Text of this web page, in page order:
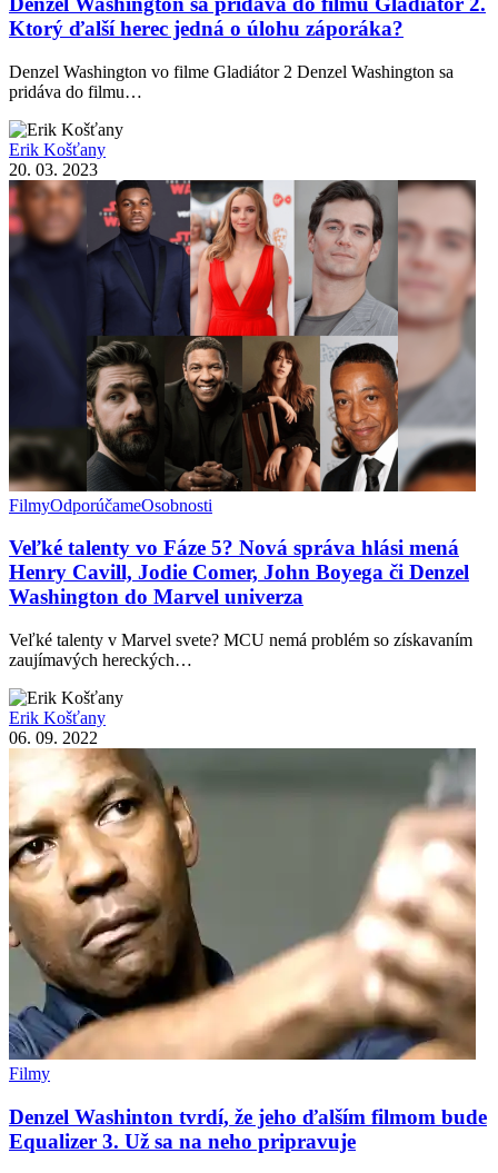
Ktorý ďalší herec jedná o úlohu záporáka?
Denzel Washington vo filme Gladiátor 2 Denzel Washington sa
pridáva do filmu…
Erik Košťany
20. 03. 2023
FilmyOdporúčameOsobnosti
Veľké talenty vo Fáze 5? Nová správa hlási mená
Henry Cavill, Jodie Comer, John Boyega či Denzel
Washington do Marvel univerza
Veľké talenty v Marvel svete? MCU nemá problém so získavaním
zaujímavých hereckých…
Erik Košťany
06. 09. 2022
Filmy
Denzel Washinton tvrdí, že jeho ďalším filmom bude
Equalizer 3. Už sa na neho pripravuje